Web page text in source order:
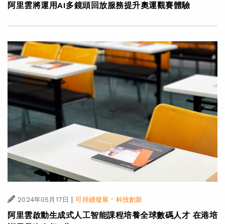
阿里雲將運用AI多鏡頭回放服務提升奧運觀賽體驗
2024年05月17日 | 可持續發展 · 科技創新
阿里雲啟動生成式人工智能課程培養全球數碼人才 在港培